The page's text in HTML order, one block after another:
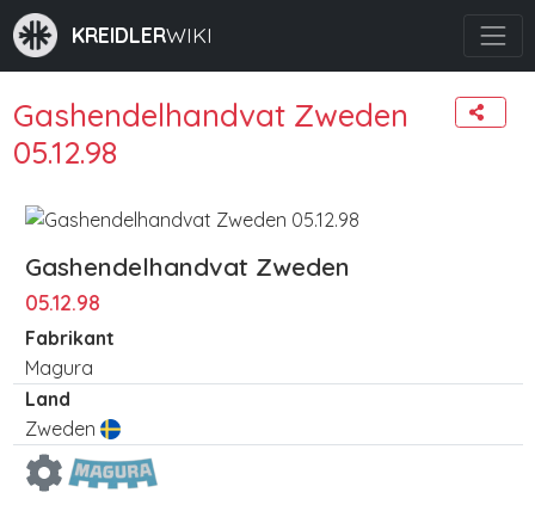
KREIDLERWIKI
Gashendelhandvat Zweden
05.12.98
Gashendelhandvat Zweden
05.12.98
Fabrikant
Magura
Land
Zweden